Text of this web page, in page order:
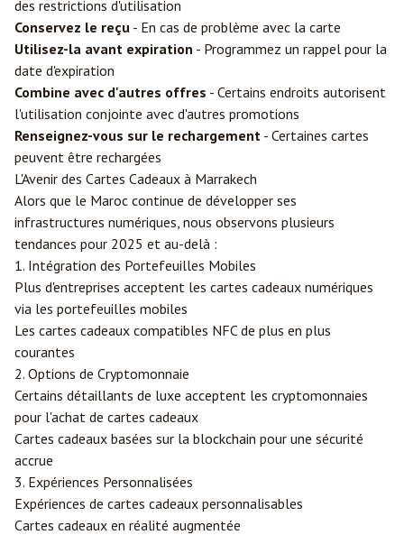
des restrictions d'utilisation
Conservez le reçu - En cas de problème avec la carte
Utilisez-la avant expiration - Programmez un rappel pour la
date d'expiration
Combine avec d'autres offres - Certains endroits autorisent
l'utilisation conjointe avec d'autres promotions
Renseignez-vous sur le rechargement - Certaines cartes
peuvent être rechargées
L'Avenir des Cartes Cadeaux à Marrakech
Alors que le Maroc continue de développer ses
infrastructures numériques, nous observons plusieurs
tendances pour 2025 et au-delà :
1. Intégration des Portefeuilles Mobiles
Plus d'entreprises acceptent les cartes cadeaux numériques
via les portefeuilles mobiles
Les cartes cadeaux compatibles NFC de plus en plus
courantes
2. Options de Cryptomonnaie
Certains détaillants de luxe acceptent les cryptomonnaies
pour l'achat de cartes cadeaux
Cartes cadeaux basées sur la blockchain pour une sécurité
accrue
3. Expériences Personnalisées
Expériences de cartes cadeaux personnalisables
Cartes cadeaux en réalité augmentée